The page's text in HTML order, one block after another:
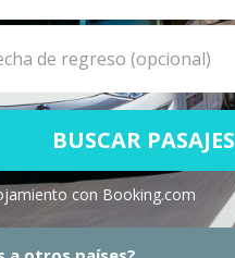
BUSCAR PASAJES
con Booking.com